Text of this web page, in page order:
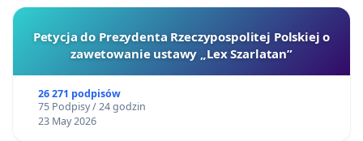
Petycja do Prezydenta Rzeczypospolitej Polskiej o
zawetowanie ustawy „Lex Szarlatan”
26 271 podpisów
75 Podpisy / 24 godzin
23 May 2026